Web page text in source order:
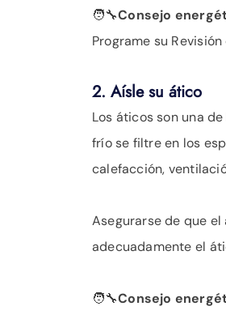
🧑‍🔧Consejo
Programe su
2. Aísle su ático
Los áticos son una
frío se filtre en los
calefacción,
Asegurarse de que
adecuadamente el
🧑‍🔧Consejo